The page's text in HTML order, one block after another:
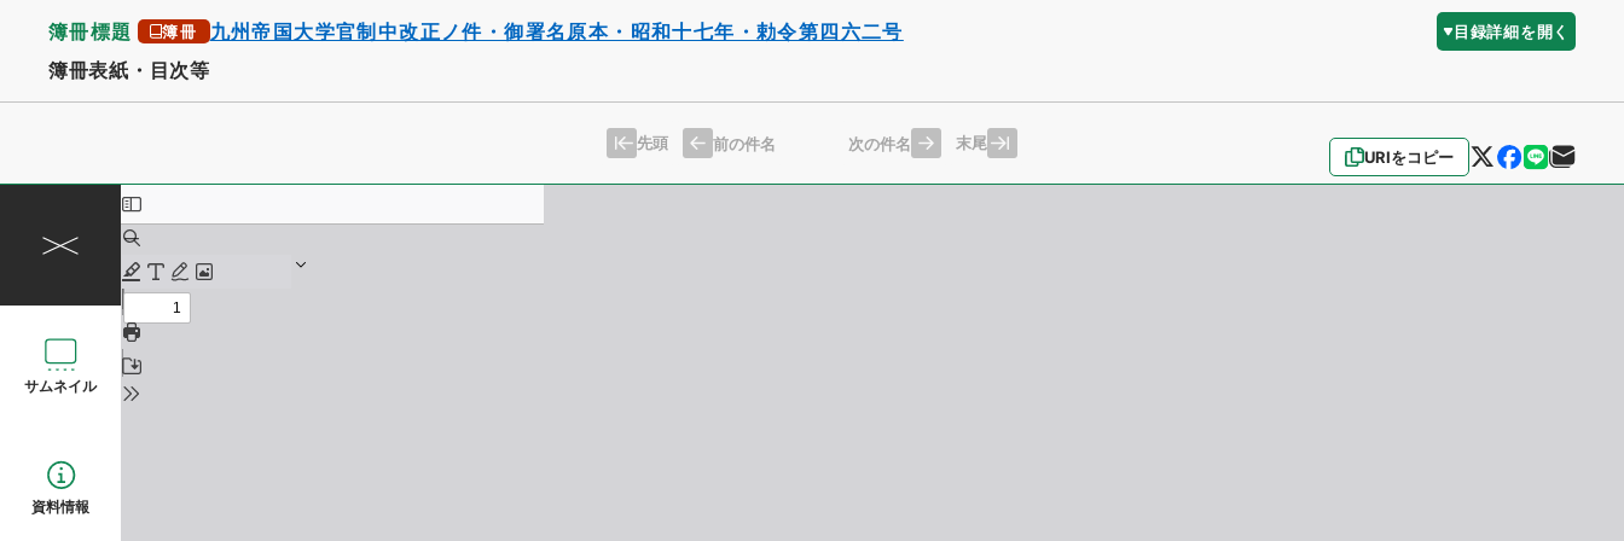
簿冊標題 簿冊 九州帝国大学官制中改正ノ件・御署名原本・昭和十七年・勅令第四六二号 目録詳細を開く
簿冊表紙・目次等
URIをコピー
先頭 前の件名 次の件名 末尾
サムネイル
資料情報